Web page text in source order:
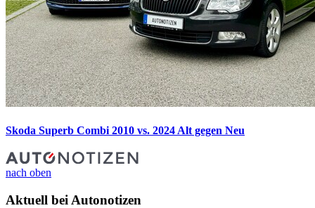
Skoda Superb Combi 2010 vs. 2024 Alt gegen Neu
nach oben
Aktuell bei Autonotizen